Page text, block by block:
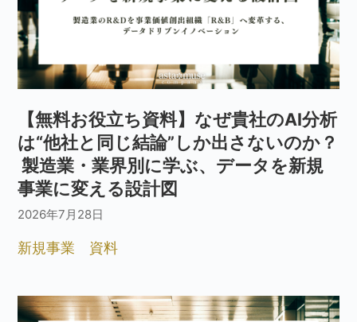
【無料お役立ち資料】なぜ貴社のAI分析
は“他社と同じ結論”しか出さないのか？
製造業・業界別に学ぶ、データを新規
事業に変える設計図
2026年7月28日
新規事業 資料